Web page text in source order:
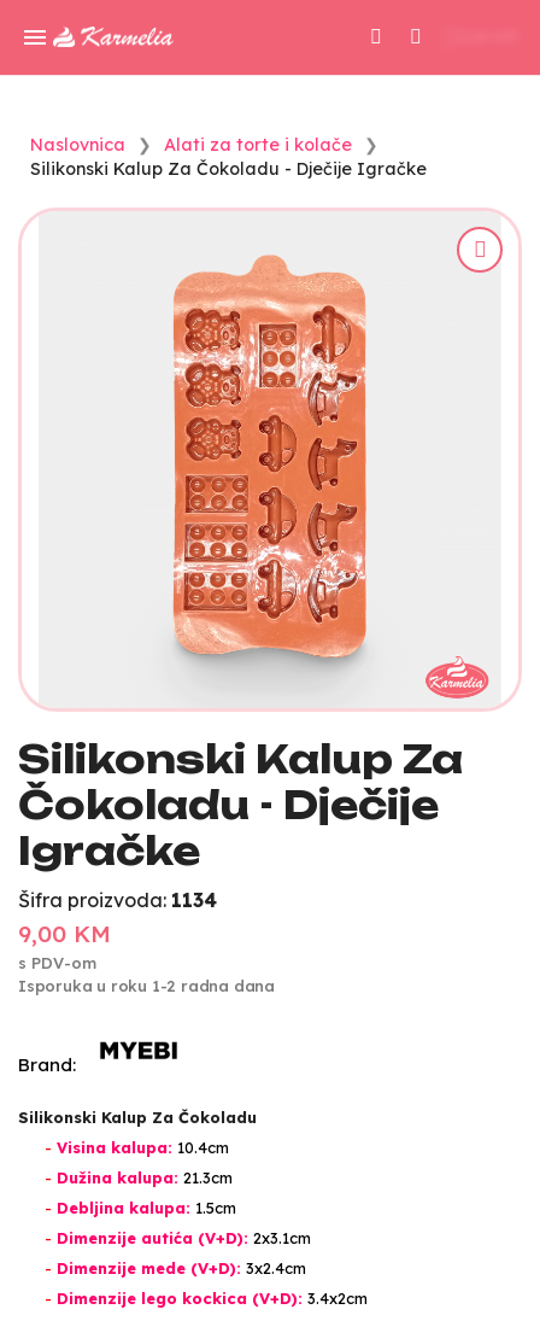
Naslovnica
Alati za torte i kolače
Silikonski Kalup Za Čokoladu - Dječije Igračke
Silikonski Kalup Za
Čokoladu - Dječije
Igračke
Šifra proizvoda: 1134
9,00 KM
s PDV-om
Isporuka u roku 1-2 radna dana
Brand:
Silikonski Kalup Za Čokoladu
- Visina kalupa: 10.4cm
- Dužina kalupa: 21.3cm
- Debljina kalupa: 1.5cm
- Dimenzije autića (V+D): 2x3.1cm
- Dimenzije mede (V+D): 3x2.4cm
- Dimenzije lego kockica (V+D): 3.4x2cm